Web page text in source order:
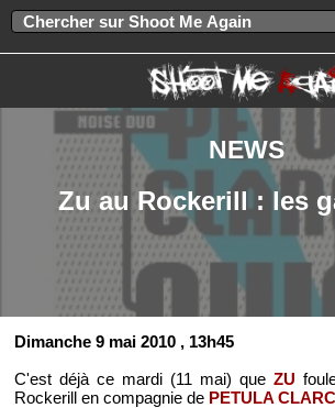
NEWS
Zu au Rockerill : les
Dimanche 9 mai 2010 , 13h45
C'est déjà ce mardi (11 mai) que ZU
Rockerill en compagnie de PETULA